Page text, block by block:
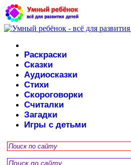
Раскраски
Сказки
Аудиосказки
Стихи
Скороговорки
Считалки
Загадки
Игры с детьми